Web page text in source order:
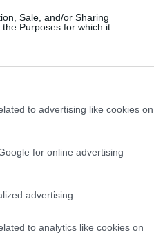
Sale, and/or Sharing
Purposes for which it
to advertising like cookies on
for online advertising
advertising.
to analytics like cookies on